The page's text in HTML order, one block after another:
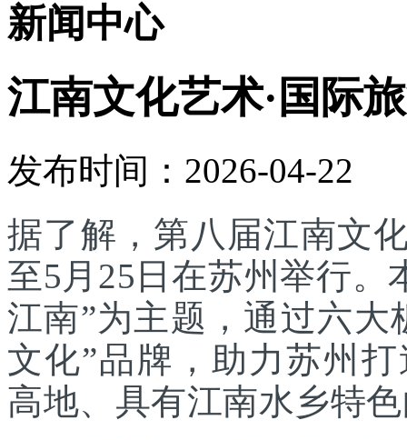
新闻中心
江南文化艺术·国际
发布时间：2026-04-22
据了解，第八届江南文
至5月25日在苏州举行。
江南”为主题，通过六
文化”品牌，助力苏州
高地、具有江南水乡特